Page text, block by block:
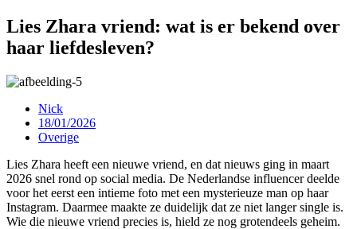
Lies Zhara vriend: wat is er bekend over
haar liefdesleven?
Nick
18/01/2026
Overige
Lies Zhara heeft een nieuwe vriend, en dat nieuws ging in maart
2026 snel rond op social media. De Nederlandse influencer deelde
voor het eerst een intieme foto met een mysterieuze man op haar
Instagram. Daarmee maakte ze duidelijk dat ze niet langer single is.
Wie die nieuwe vriend precies is, hield ze nog grotendeels geheim.